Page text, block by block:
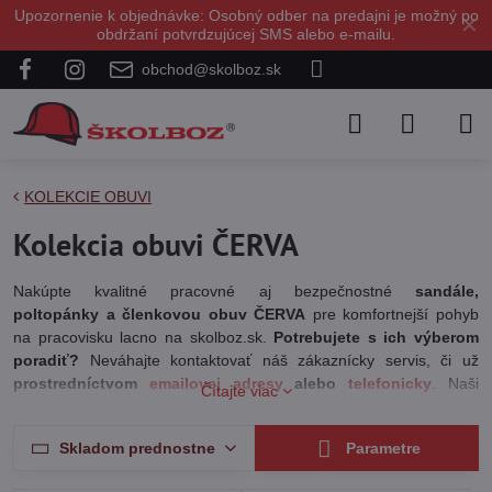
✕
Upozornenie k objednávke: Osobný odber na predajni je možný po
obdržaní potvrdzujúcej SMS alebo e-mailu.
obchod@skolboz.sk
KOLEKCIE OBUVI
Kolekcia obuvi ČERVA
Nakúpte kvalitné pracovné aj bezpečnostné sandále,
poltopánky a členkovou obuv ČERVA pre komfortnejší pohyb
na pracovisku lacno na skolboz.sk. Potrebujete s ich výberom
poradiť? Neváhajte kontaktovať náš zákaznícky servis, či už
prostredníctvom emailovej adresyalebotelefonicky . Naši
Čítajte viac
Skladom prednostne Parametre